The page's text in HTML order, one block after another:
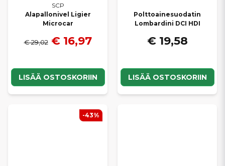
SCP
Alapallonivel Ligier
Microcar
€ 29,02 € 16,97
LISÄÄ OSTOSKORIIN
Polttoainesuodatin
Lombardini DCI HDI
€ 19,58
LISÄÄ OSTOSKORIIN
-43%